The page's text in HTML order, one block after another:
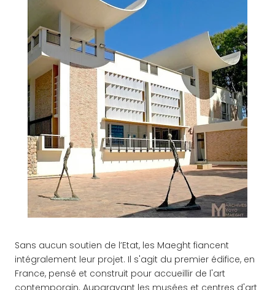
Sans aucun soutien de l’Etat, les Maeght fiancent
intégralement leur projet. Il s'agit du premier édifice, en
France, pensé et construit pour accueillir de l'art
contemporain. Auparavant les musées et centres d'art